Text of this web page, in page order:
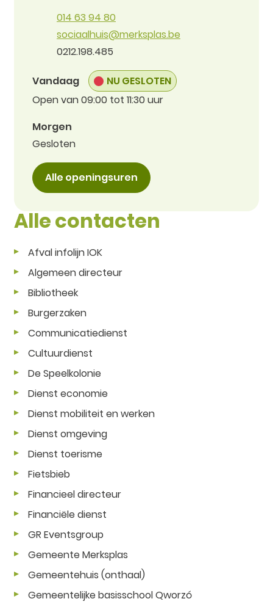
014 63 94 80
E-mailsociaalhuis@merksplas.be
Ondernemingsnummer
0212.198.485
Vandaag
NU GESLOTEN
Open van09:00 tot 11:30uur
Morgen
Gesloten
Alle openingsuren Sociaal Huis
Alle contacten
Afval infolijn IOK
Algemeen directeur
Bibliotheek
Burgerzaken
Communicatiedienst
Cultuurdienst
De Speelkolonie
Dienst economie
Dienst mobiliteit en werken
Dienst omgeving
Dienst toerisme
Fietsbieb
Financieel directeur
Financiële dienst
GR Eventsgroup
Gemeente Merksplas
Gemeentehuis (onthaal)
Gemeentelijke basisschool Qworzó